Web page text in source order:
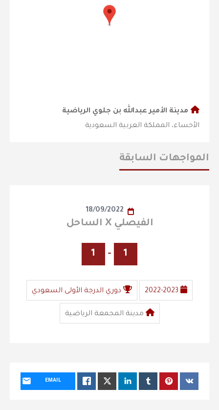
مدينة الأمير عبدالله بن جلوي الرياضية
الأحساء، المملكة العربية السعودية
المواجهات السابقة
18/09/2022
الفيصلي X الساحل
1
-
1
2022-2023 دوري الدرجة الأولى السعودي
مدينة المجمعة الرياضية
EMAIL